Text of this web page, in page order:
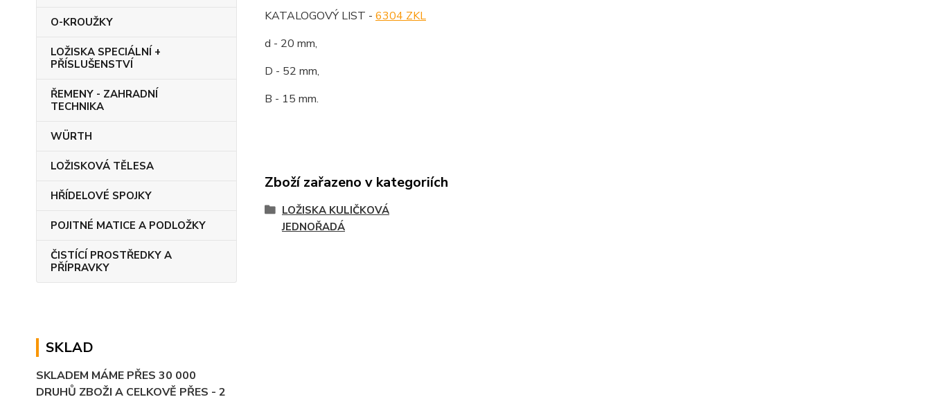
O-KROUŽKY
LOŽISKA SPECIÁLNÍ +
PŘÍSLUŠENSTVÍ
ŘEMENY - ZAHRADNÍ
TECHNIKA
WÜRTH
LOŽISKOVÁ TĚLESA
HŘÍDELOVÉ SPOJKY
POJITNÉ MATICE A PODLOŽKY
ČISTÍCÍ PROSTŘEDKY A
PŘÍPRAVKY
SKLAD
SKLADEM MÁME PŘES 30 000
DRUHŮ ZBOŽI A CELKOVĚ PŘES - 2
KATALOGOVÝ LIST - 6304 ZKL
d - 20 mm,
D - 52 mm,
B - 15 mm.
Zboží zařazeno v kategoriích
LOŽISKA KULIČKOVÁ
JEDNOŘADÁ